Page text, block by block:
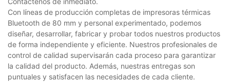
Con líneas de producción completas de impresoras térmicas
Bluetooth de 80 mm y personal experimentado, podemos
diseñar, desarrollar, fabricar y probar todos nuestros productos
de forma independiente y eficiente. Nuestros profesionales de
control de calidad supervisarán cada proceso para garantizar
la calidad del producto. Además, nuestras entregas son
puntuales y satisfacen las necesidades de cada cliente.